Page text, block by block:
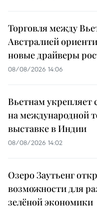
Торговля между
Австралией
новые драйверы
08/08/2026 14:06
Вьетнам укрепляет
на международной
выставке в Индии
08/08/2026 14:02
Озеро Заутьенг
возможности для
зелёной экономики